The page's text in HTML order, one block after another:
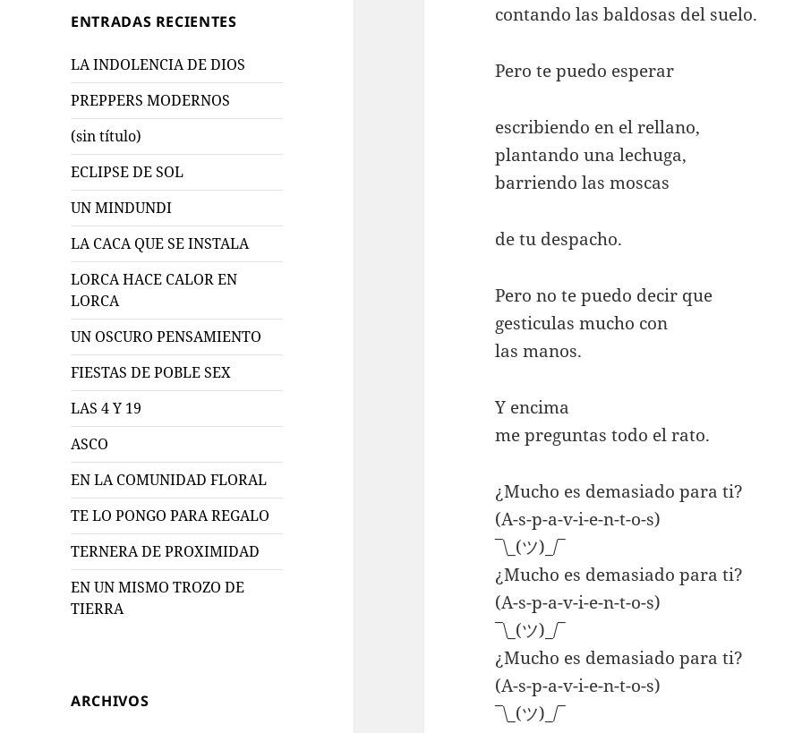
ENTRADAS RECIENTES
LA INDOLENCIA DE DIOS
PREPPERS MODERNOS
(sin título)
ECLIPSE DE SOL
UN MINDUNDI
LA CACA QUE SE INSTALA
LORCA HACE CALOR EN
LORCA
UN OSCURO PENSAMIENTO
FIESTAS DE POBLE SEX
LAS 4 Y 19
ASCO
EN LA COMUNIDAD FLORAL
TE LO PONGO PARA REGALO
TERNERA DE PROXIMIDAD
EN UN MISMO TROZO DE
TIERRA
ARCHIVOS
contando las baldosas del suelo.
Pero te puedo esperar
escribiendo en el rellano,
plantando una lechuga,
barriendo las moscas
de tu despacho.
Pero no te puedo decir que
gesticulas mucho con
las manos.
Y encima
me preguntas todo el rato.
¿Mucho es demasiado para ti?
(A-s-p-a-v-i-e-n-t-o-s)
¯\_(ツ)_/¯
¿Mucho es demasiado para ti?
(A-s-p-a-v-i-e-n-t-o-s)
¯\_(ツ)_/¯
¿Mucho es demasiado para ti?
(A-s-p-a-v-i-e-n-t-o-s)
¯\_(ツ)_/¯